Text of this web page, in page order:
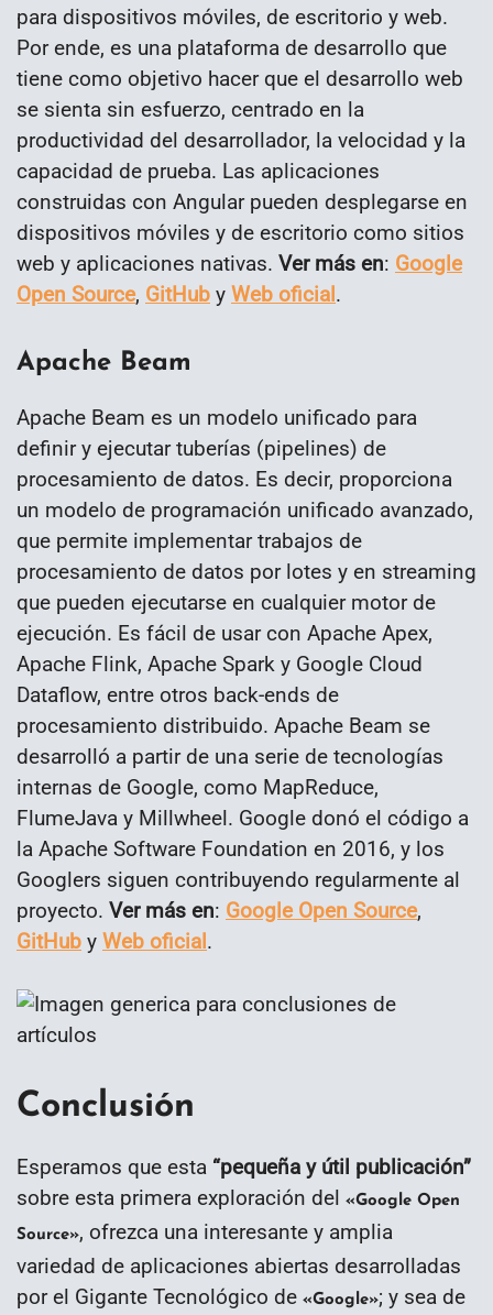
para dispositivos móviles, de escritorio y web.
Por ende, es una plataforma de desarrollo que
tiene como objetivo hacer que el desarrollo web
se sienta sin esfuerzo, centrado en la
productividad del desarrollador, la velocidad y la
capacidad de prueba. Las aplicaciones
construidas con Angular pueden desplegarse en
dispositivos móviles y de escritorio como sitios
web y aplicaciones nativas. Ver más en: Google
Open Source, GitHub y Web oficial.
Apache Beam
Apache Beam es un modelo unificado para
definir y ejecutar tuberías (pipelines) de
procesamiento de datos. Es decir, proporciona
un modelo de programación unificado avanzado,
que permite implementar trabajos de
procesamiento de datos por lotes y en streaming
que pueden ejecutarse en cualquier motor de
ejecución. Es fácil de usar con Apache Apex,
Apache Flink, Apache Spark y Google Cloud
Dataflow, entre otros back-ends de
procesamiento distribuido. Apache Beam se
desarrolló a partir de una serie de tecnologías
internas de Google, como MapReduce,
FlumeJava y Millwheel. Google donó el código a
la Apache Software Foundation en 2016, y los
Googlers siguen contribuyendo regularmente al
proyecto. Ver más en: Google Open Source,
GitHub y Web oficial.
Conclusión
Esperamos que esta “pequeña y útil publicación”
sobre esta primera exploración del «Google Open
Source», ofrezca una interesante y amplia
variedad de aplicaciones abiertas desarrolladas
por el Gigante Tecnológico de «Google»; y sea de